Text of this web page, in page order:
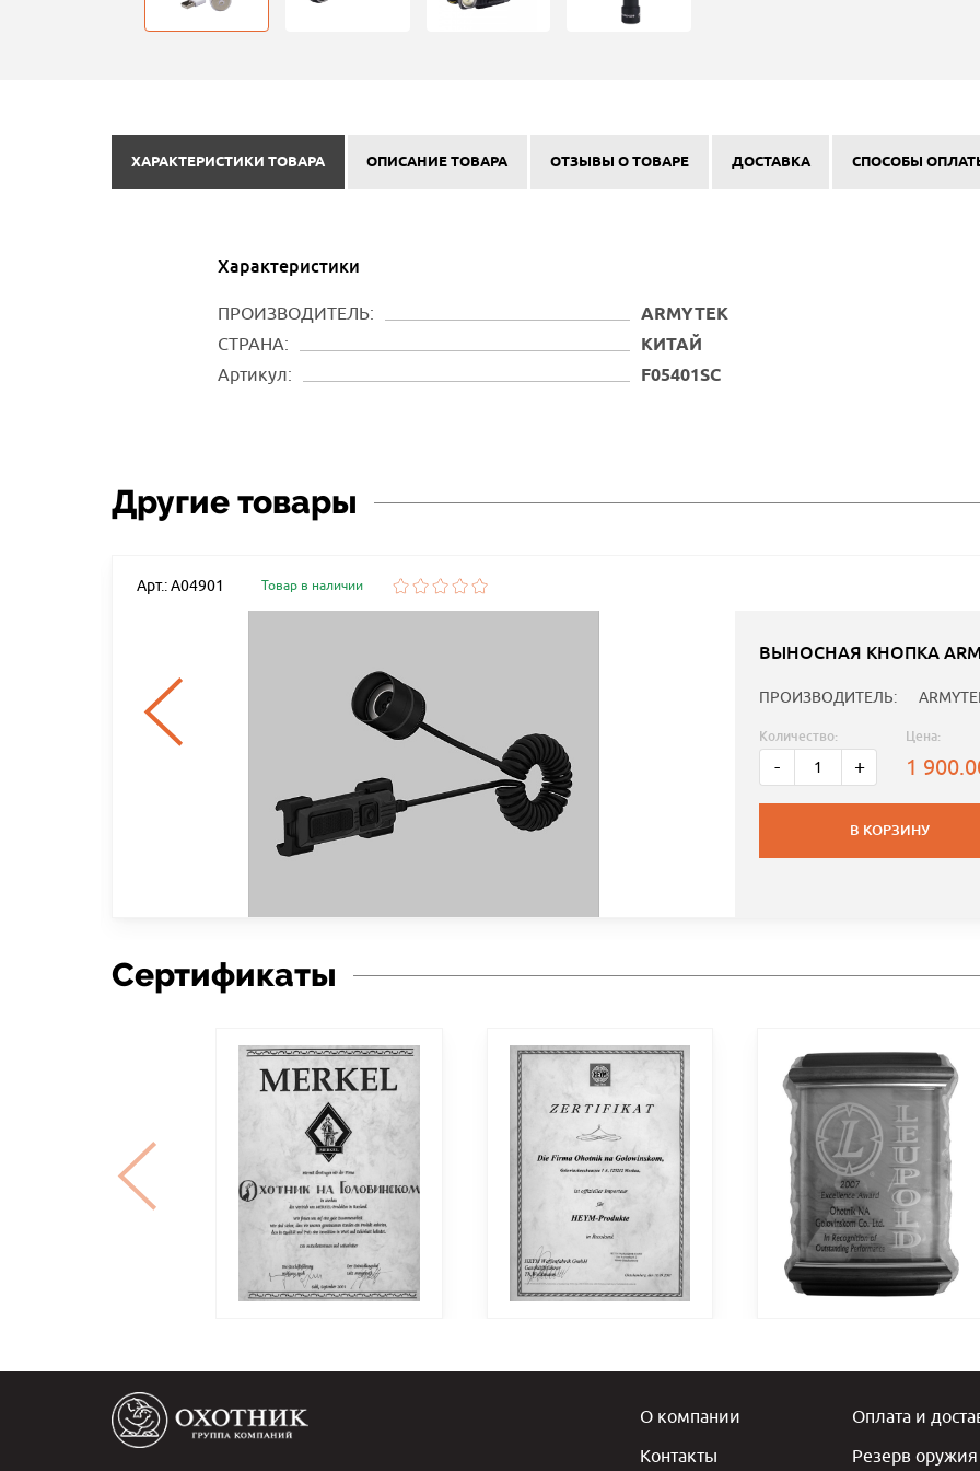
ХАРАКТЕРИСТИКИ ТОВАРА ОПИСАНИЕ ТОВАРА ОТЗЫВЫ О ТОВАРЕ ДОСТАВКА СПОСОБЫ
Характеристики
ПРОИЗВОДИТЕЛЬ: ARMYTEK
СТРАНА: КИТАЙ
Артикул: F05401SC
Другие товары
Арт.: A04901 Товар в наличии
ВЫНОСНАЯ КНОПКА
ПРОИЗВОДИТЕЛЬ:
Количество:
- +
Цена:
1
В КОРЗИНУ
Сертификаты
О компании
Контакты
Оплата и
Резерв оружия